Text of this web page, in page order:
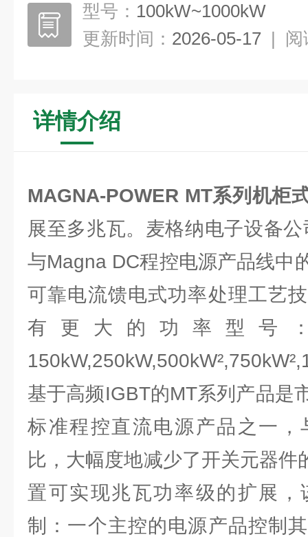
型号： 100kW~1000kW
更新时间： 2026-05-17 | 阅
详情介绍
MAGNA-POWER MT系列机柜
展至多兆瓦。麦格纳电子设备
与Magna DC程控电源产品线中
可靠电流馈电式功率处理工艺
有更大的功率型号：
基于高频IGBT的MT系列产品是
标准程控直流电源产品之一，
比，大幅度地减少了开关元器件
置可实现兆瓦功率级的扩展
制：一个主控的电源产品控制